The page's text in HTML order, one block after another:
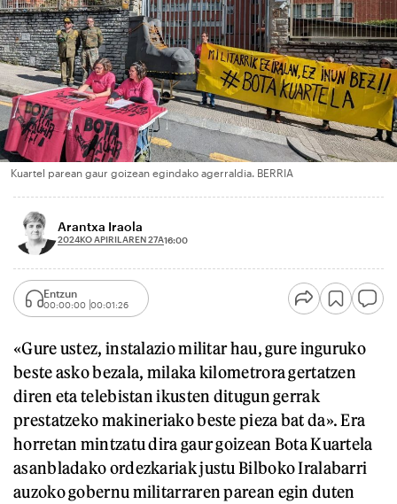
Kuartel parean gaur goizean egindako agerraldia. BERRIA
Arantxa Iraola
2024KO APIRILAREN 27A16:00
Entzun
00:00:00 00:01:26
«Gure ustez, instalazio militar hau, gure inguruko
beste asko bezala, milaka kilometrora gertatzen
diren eta telebistan ikusten ditugun gerrak
prestatzeko makineriako beste pieza bat da». Era
horretan mintzatu dira gaur goizean Bota Kuartela
asanbladako ordezkariak justu Bilboko Iralabarri
auzoko gobernu militarraren parean egin duten